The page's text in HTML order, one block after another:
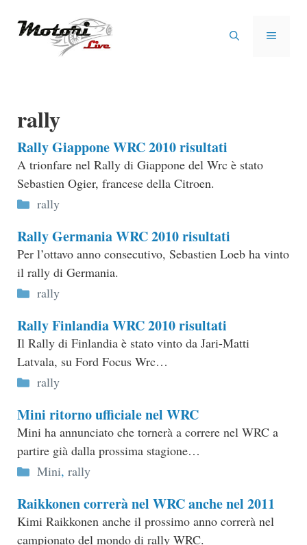
MENU
rally
Rally Giappone WRC 2010 risultati
A trionfare nel Rally di Giappone del Wrc è stato
Sebastien Ogier, francese della Citroen.
Categorie
rally
Rally Germania WRC 2010 risultati
Per l’ottavo anno consecutivo, Sebastien Loeb ha vinto
il rally di Germania.
Categorie
rally
Rally Finlandia WRC 2010 risultati
Il Rally di Finlandia è stato vinto da Jari-Matti
Latvala, su Ford Focus Wrc…
Categorie
rally
Mini ritorno ufficiale nel WRC
Mini ha annunciato che tornerà a correre nel WRC a
partire già dalla prossima stagione…
Categorie
Mini, rally
Raikkonen correrà nel WRC anche nel 2011
Kimi Raikkonen anche il prossimo anno correrà nel
campionato del mondo di rally WRC.